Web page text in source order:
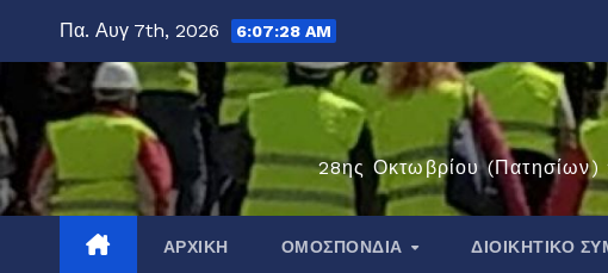
περιεχόμενο
Πα. Αυγ 7th, 2026 6:07:28 AM
28ης Οκτωβρίου
ΑΡΧΙΚΉ ΟΜΟΣΠΟΝΔΊΑ ΔΙΟΙΚΗΤΙΚΟ